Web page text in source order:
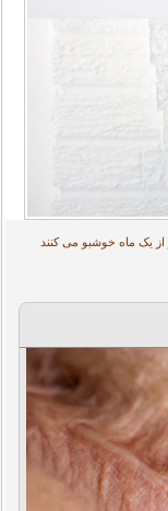
یک ماه خوشبو می کنند